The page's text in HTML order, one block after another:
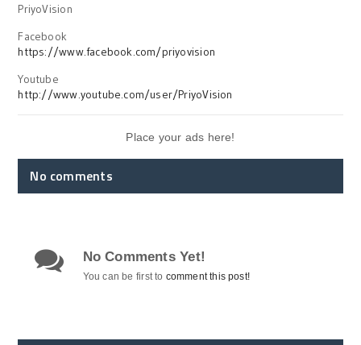
PriyoVision
Facebook
https://www.facebook.com/priyovision
Youtube
http://www.youtube.com/user/PriyoVision
Place your ads here!
No comments
No Comments Yet!
You can be first to comment this post!